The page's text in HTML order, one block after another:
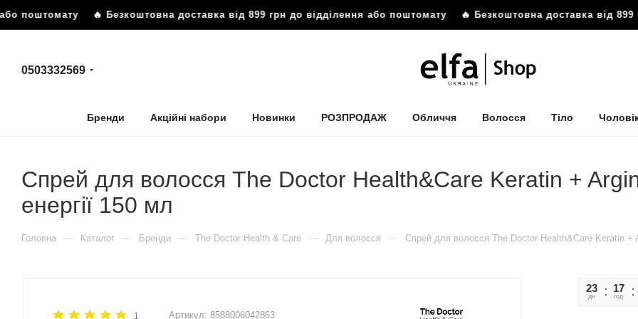
поштомату🔥 Безкоштовна доставка від 899 грн до відділення або поштомату🔥 Безкоштовна доставка від 899
0503332569
Бренди Акційні набори Новинки РОЗПРОДАЖ Обличчя Волосся Тіло
Спрей для волосся The Doctor Health&Care Keratin +
енергії 150 мл
Головна — Каталог — Бренди — The Doctor Health & Care — Для волосся — Спрей для волосся The Doctor Health&Care Keratin +
1 Артикул: 8588006042863
23
дн
17
год